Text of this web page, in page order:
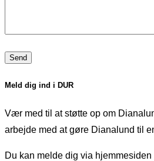
Meld dig ind i DUR
Vær med til at støtte op om
arbejde med at gøre Dianalund til
Du kan melde dig via hjemmesiden